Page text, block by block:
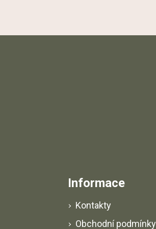
í
Informace
Kontakty
Obchodní podmínky